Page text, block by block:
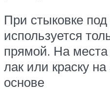
При стыковке
используется
прямой. На места
лак или краску
основе